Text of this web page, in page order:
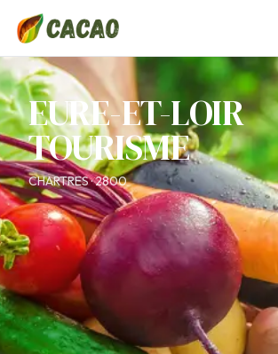
EURE-ET-LOIR
TOURISME
CHARTRES · 2800